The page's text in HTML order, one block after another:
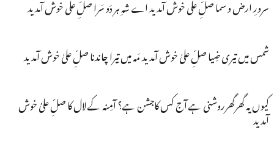
سرورِ ارض و سما صلِّ علٰی خوش آمدید اے شہِ ہر دَو سَرا صلِّ علٰی خوش آمدید
شمس میں تیری ضِیا صلِّ علیٰ خوش آمدید مَہ میں تیرا چاندنا صلِّ علیٰ خوش آمدید
کیوں یہ گھرگھرروشنی ہے آج کس کاجشن ہے؟ آمِنہ کے لال کا صلِّ علیٰ خوش
آمدید